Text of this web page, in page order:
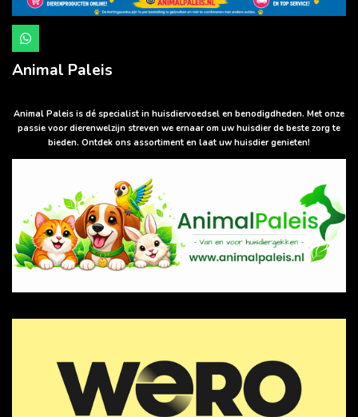
W
h
a
t
p
p
Animal Paleis
Animal Paleis is dé specialist in huisdiervoedsel en benodigdheden. Met onze
passie voor dierenwelzijn streven we ernaar om uw huisdier de beste zorg te
bieden. Ontdek ons assortiment en laat uw huisdier genieten!